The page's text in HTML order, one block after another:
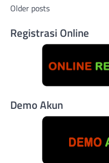
Posts
navigation
Older posts
Registrasi Online
Demo Akun